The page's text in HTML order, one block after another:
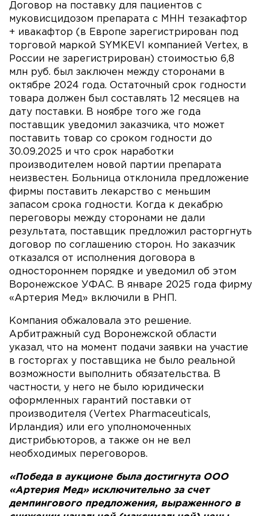
Договор на поставку для пациентов с
муковисцидозом препарата с МНН тезакафтор
+ ивакафтор (в Европе зарегистрирован под
торговой маркой SYMKEVI компанией Vertex, в
России не зарегистрирован) стоимостью 6,8
млн руб. был заключен между сторонами в
октябре 2024 года. Остаточный срок годности
товара должен был составлять 12 месяцев на
дату поставки. В ноябре того же года
поставщик уведомил заказчика, что может
поставить товар со сроком годности до
30.09.2025 и что срок наработки
производителем новой партии препарата
неизвестен. Больница отклонила предложение
фирмы поставить лекарство с меньшим
запасом срока годности. Когда к декабрю
переговоры между сторонами не дали
результата, поставщик предложил расторгнуть
договор по соглашению сторон. Но заказчик
отказался от исполнения договора в
одностороннем порядке и уведомил об этом
Воронежское УФАС. В январе 2025 года фирму
«Артерия Мед» включили в РНП.
Компания обжаловала это решение.
Арбитражный суд Воронежской области
указал, что на момент подачи заявки на участие
в госторгах у поставщика не было реальной
возможности выполнить обязательства. В
частности, у него не было юридически
оформленных гарантий поставки от
производителя (Vertex Pharmaceuticals,
Ирландия) или его уполномоченных
дистрибьюторов, а также он не вел
необходимых переговоров.
«Победа в аукционе была достигнута ООО
«Артерия Мед» исключительно за счет
демпингового предложения, выраженного в